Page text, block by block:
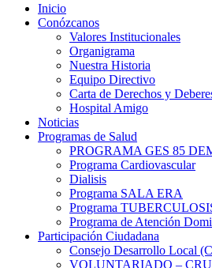
Inicio
Conózcanos
Valores Institucionales
Organigrama
Nuestra Historia
Equipo Directivo
Carta de Derechos y
Hospital Amigo
Noticias
Programas de Salud
PROGRAMA GES 85
Programa Cardiovascular
Dialisis
Programa SALA ERA
Programa
Programa de Atención
Participación Ciudadana
Consejo Desarrollo Local
VOLUNTARIADO –